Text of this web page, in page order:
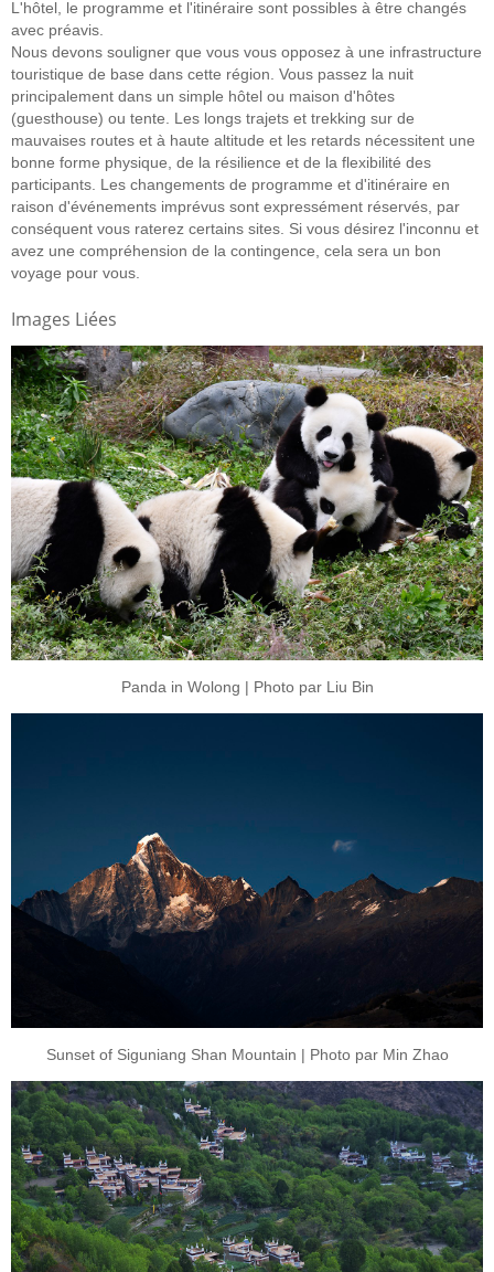
L'hôtel, le programme et l'itinéraire sont possibles à être changés
avec préavis.
Nous devons souligner que vous vous opposez à une infrastructure
touristique de base dans cette région. Vous passez la nuit
principalement dans un simple hôtel ou maison d'hôtes
(guesthouse) ou tente. Les longs trajets et trekking sur de
mauvaises routes et à haute altitude et les retards nécessitent une
bonne forme physique, de la résilience et de la flexibilité des
participants. Les changements de programme et d'itinéraire en
raison d'événements imprévus sont expressément réservés, par
conséquent vous raterez certains sites. Si vous désirez l'inconnu et
avez une compréhension de la contingence, cela sera un bon
voyage pour vous.
Images Liées
Panda in Wolong | Photo par Liu Bin
Sunset of Siguniang Shan Mountain | Photo par Min Zhao